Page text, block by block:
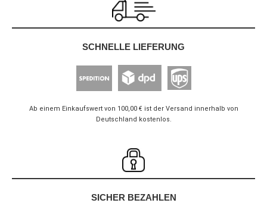
SCHNELLE LIEFERUNG
Ab einem Einkaufswert von 100,00 € ist der Versand innerhalb von
Deutschland kostenlos.
SICHER BEZAHLEN